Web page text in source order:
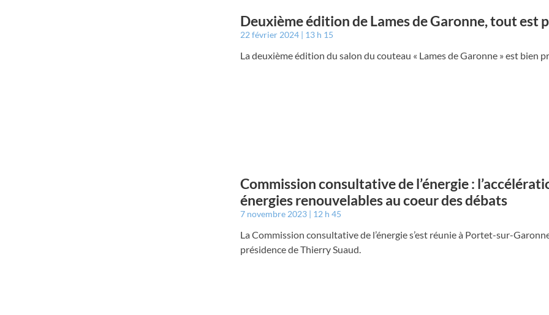
Deuxième édition de Lames de Garonne, tout est
22 février 2024 13 h 15
La deuxième édition du salon du couteau « Lames de Garonne » est bien
Commission consultative de l’énergie :
énergies renouvelables au coeur des débats
7 novembre 2023 12 h 45
La Commission consultative de l’énergie s’est réunie à Portet-sur-
présidence de Thierry Suaud.